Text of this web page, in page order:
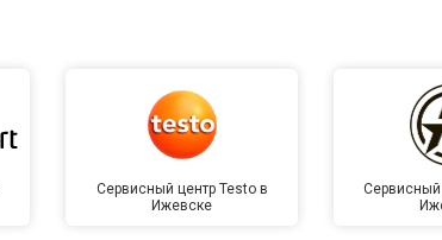
Сервисный центр Testo в
Ижевске
Сервисный